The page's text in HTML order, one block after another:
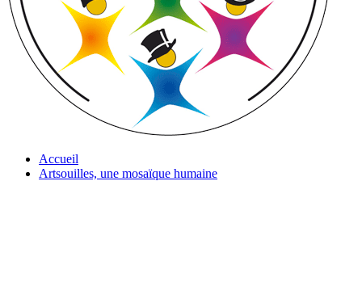
Accueil
Artsouilles, une mosaïque humaine